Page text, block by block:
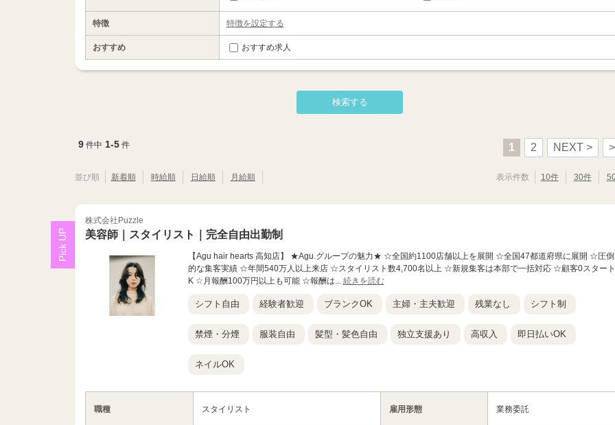
特徴 特徴を設定する
おすすめ おすすめ求人
9件中 1-5件 1 2 NEXT >
並び順 新着順 時給順 日給順 月給順 表示件数 10件 30件
株式会社Puzzle
美容師｜スタイリスト｜完全自由出勤制
【Agu hair hearts 高知店】 ★Agu.グループの魅力★ ☆全国約1100店舗以上を展開 ☆全国47都道府県に展開 ☆圧倒
的な集客実績 ☆年間540万人以上来店 ☆スタイリスト数4,700名以上 ☆新規集客は本部で一括対応 ☆顧客0スター
K ☆月報酬100万円以上も可能 ☆報酬は... 続きを読む
シフト自由 経験者歓迎 ブランクOK 主婦・主夫歓迎 残業なし シフト制
禁煙・分煙 服装自由 髪型・髪色自由 独立支援あり 高収入 即日払いOK
ネイルOK
職種 スタイリスト 雇用形態 業務委託